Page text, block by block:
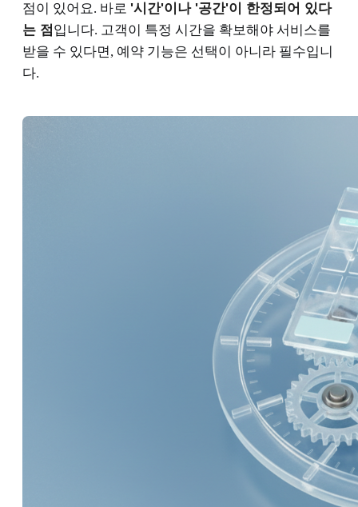
점이 있어요. 바로 '시간'이나 '공간'이 한정되어 있다
는 점 입니다. 고객이 특정 시간을 확보해야 서비스를
받을 수 있다면, 예약 기능은 선택이 아니라 필수입니
다.